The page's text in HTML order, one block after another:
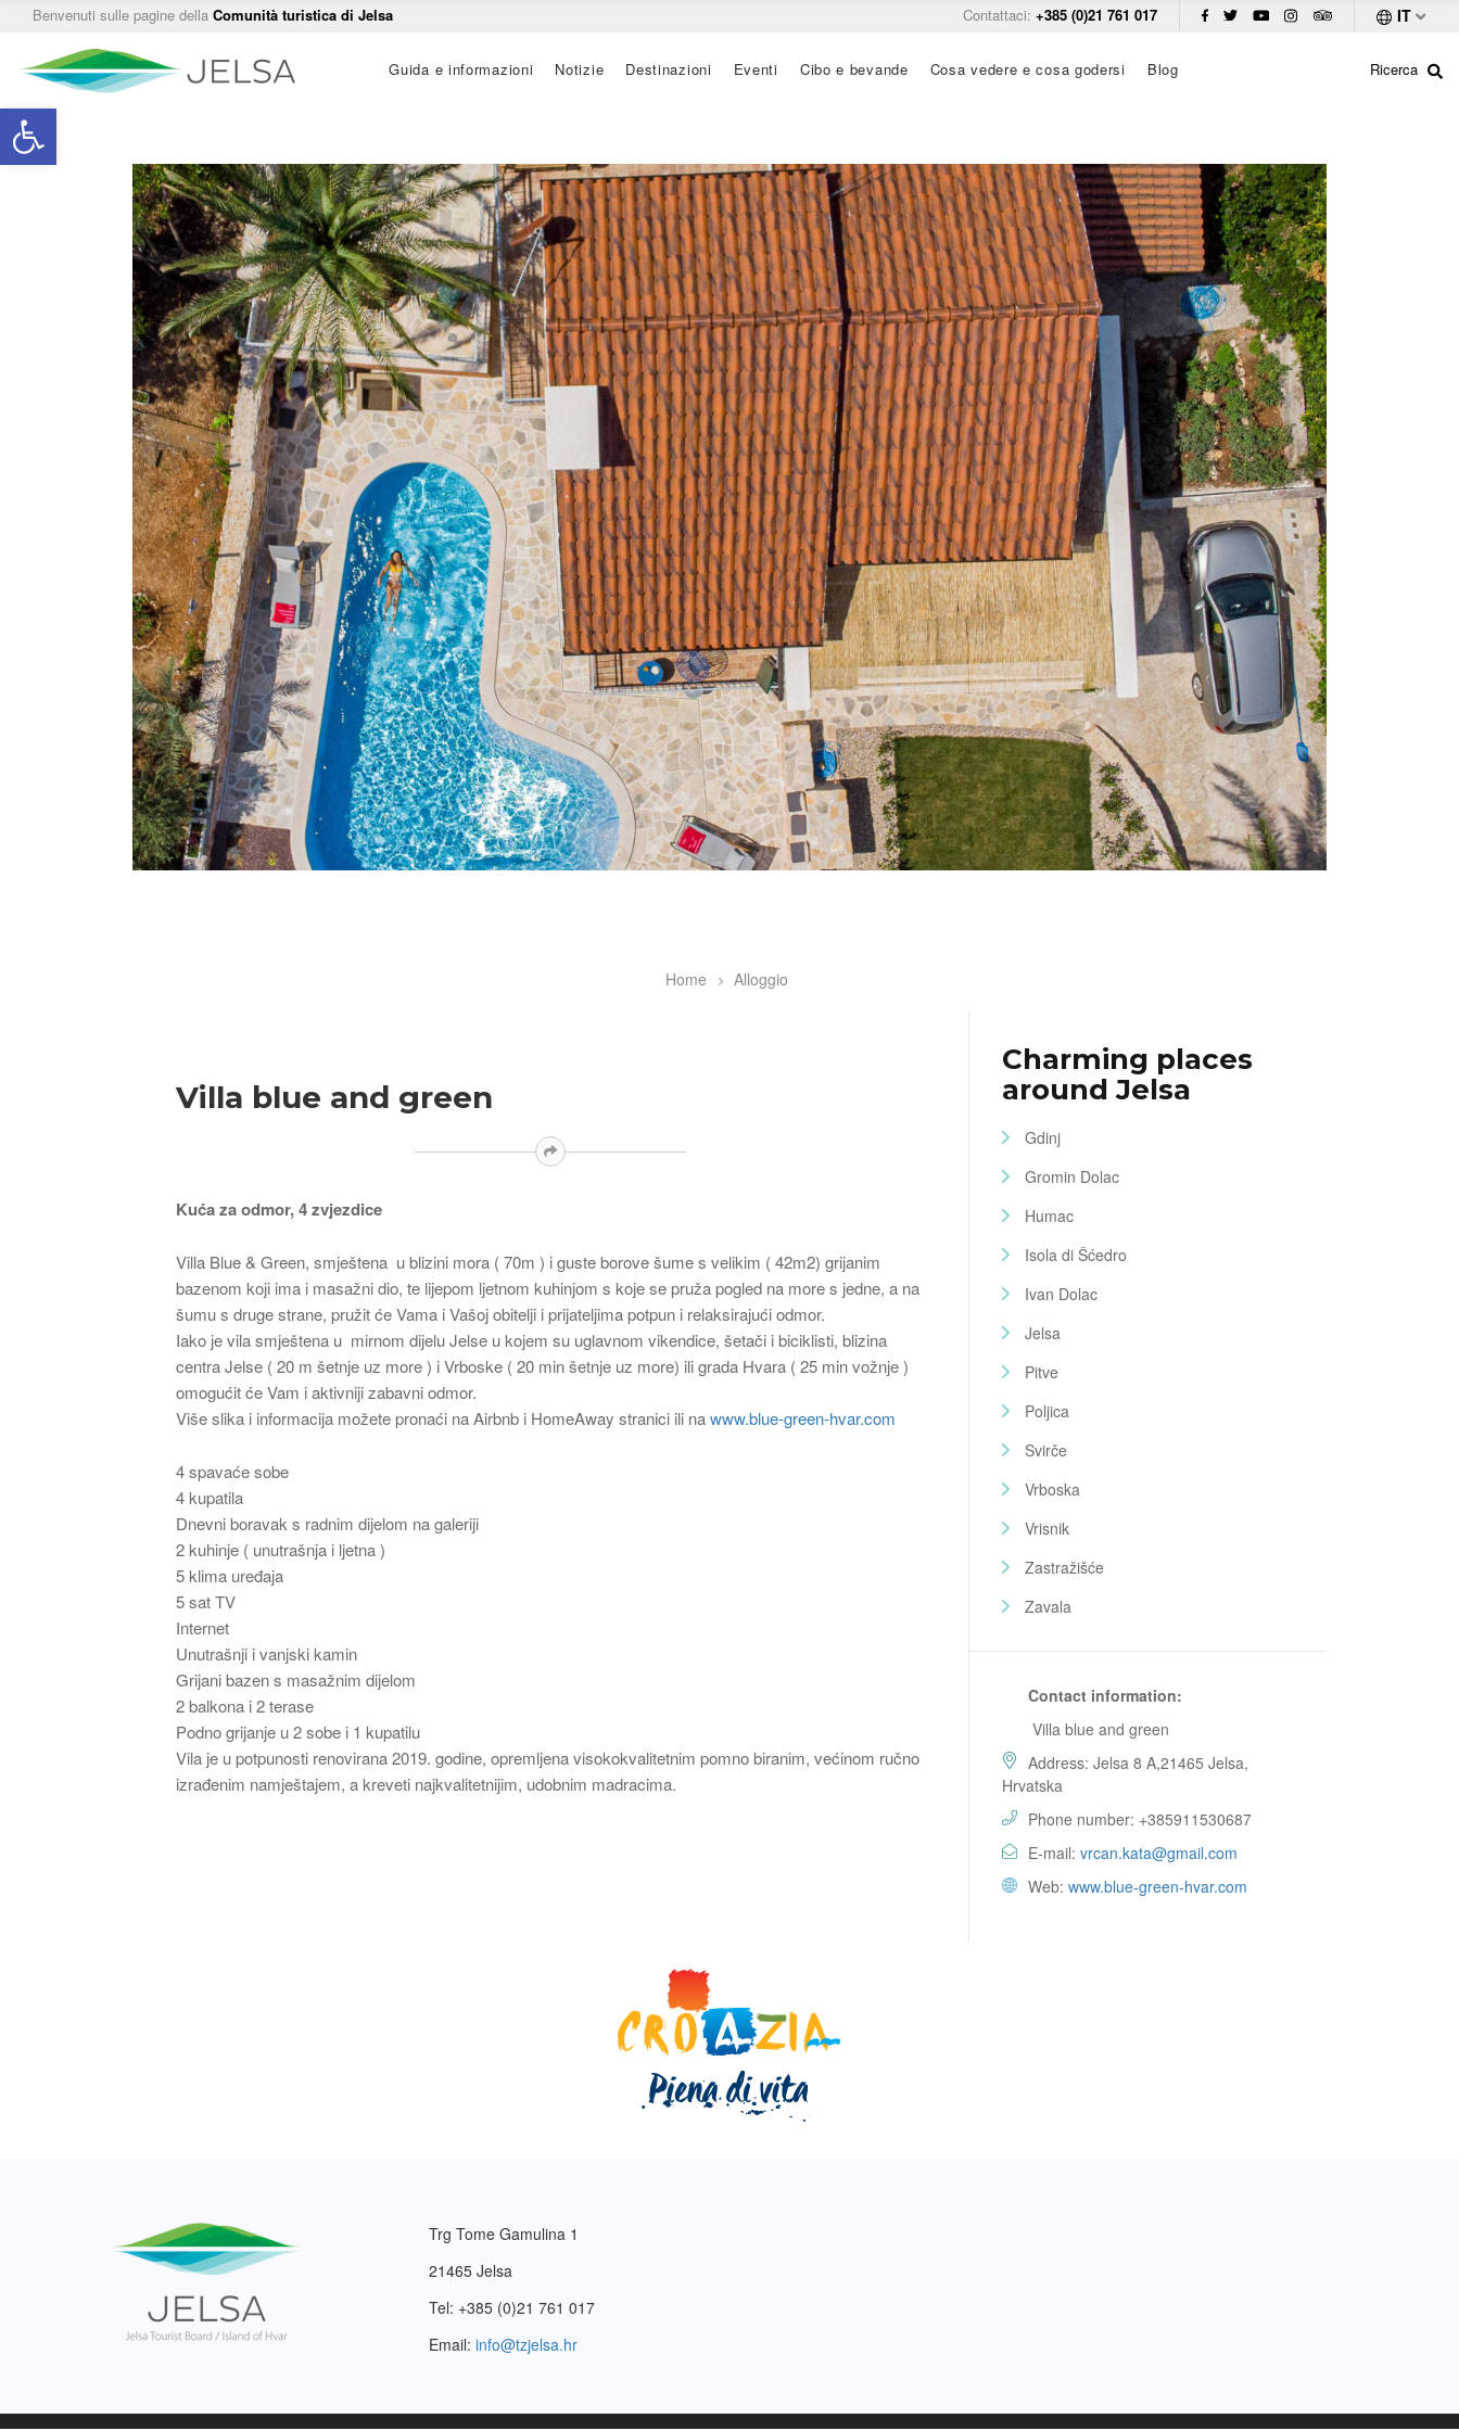
Open toolbar
Benvenuti sulle pagine della Comunità turistica di Jelsa IT
Contattaci: +385 (0)21 761 017
Ricerca
Guida e informazioni Notizie Destinazioni Eventi Cibo e bevande Cosa vedere e cosa godersi Blog
Home Alloggio
Villa blue and green
Kuća za odmor, 4 zvjezdice
Villa Blue & Green, smještena u blizini mora ( 70m ) i guste borove šume s velikim ( 42m2) grijanim
bazenom koji ima i masažni dio, te lijepom ljetnom kuhinjom s koje se pruža pogled na more s jedne, a na
šumu s druge strane, pružit će Vama i Vašoj obitelji i prijateljima potpun i relaksirajući odmor.
Iako je vila smještena u mirnom dijelu Jelse u kojem su uglavnom vikendice, šetači i biciklisti, blizina
centra Jelse ( 20 m šetnje uz more ) i Vrboske ( 20 min šetnje uz more) ili grada Hvara ( 25 min vožnje )
omogućit će Vam i aktivniji zabavni odmor.
Više slika i informacija možete pronaći na Airbnb i HomeAway stranici ili nawww.blue-green-hvar.com
4 spavaće sobe
4 kupatila
Dnevni boravak s radnim dijelom na galeriji
2 kuhinje ( unutrašnja i ljetna )
5 klima uređaja
5 sat TV
Internet
Unutrašnji i vanjski kamin
Grijani bazen s masažnim dijelom
2 balkona i 2 terase
Podno grijanje u 2 sobe i 1 kupatilu
Vila je u potpunosti renovirana 2019. godine, opremljena visokokvalitetnim pomno biranim, većinom ručno
izrađenim namještajem, a kreveti najkvalitetnijim, udobnim madracima.
Charming places
around Jelsa
Gdinj
Gromin Dolac
Humac
Isola di Šćedro
Ivan Dolac
Jelsa
Pitve
Poljica
Svirče
Vrboska
Vrisnik
Zastražišće
Zavala
Contact information:
Villa blue and green
Address: Jelsa 8 A,21465 Jelsa,
Hrvatska
Phone number: +385911530687
E-mail: vrcan.kata@gmail.com
Web: www.blue-green-hvar.com
Trg Tome Gamulina 1
21465 Jelsa
Tel: +385 (0)21 761 017
Email: info@tzjelsa.hr